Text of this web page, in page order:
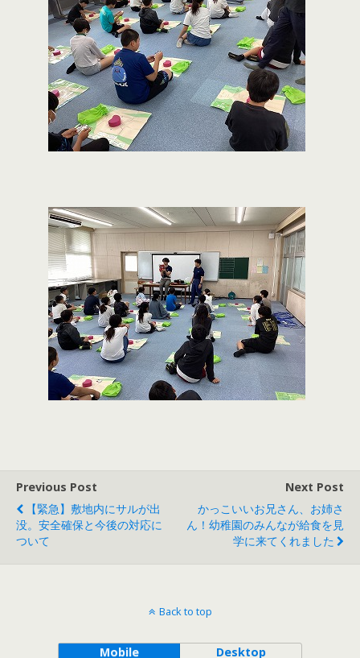
Previous Post
【緊急】敷地内にサルが出
没。安全確保と今後の対応に
ついて
Next Post
かっこいいお兄さん、お姉さ
ん！幼稚園のみんなが給食を見
学に来てくれました
Back to top
Mobile Desktop